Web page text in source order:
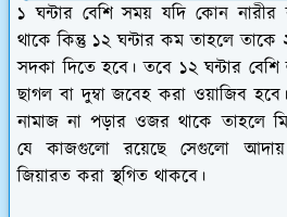
১ ঘন্টার বেশি সময় যদি কোন নারীর
থাকে কিন্তু ১২ ঘন্টার কম তাহলে
সদকা দিতে হবে। তবে ১২ ঘন্টার বেশি
ছাগল বা দুম্বা জবেহ করা ওয়াজিব
নামাজ না পড়ার ওজর থাকে তাহলে
যে কাজগুলো রয়েছে সেগুলো
জিয়ারত করা স্থগিত থাকবে।